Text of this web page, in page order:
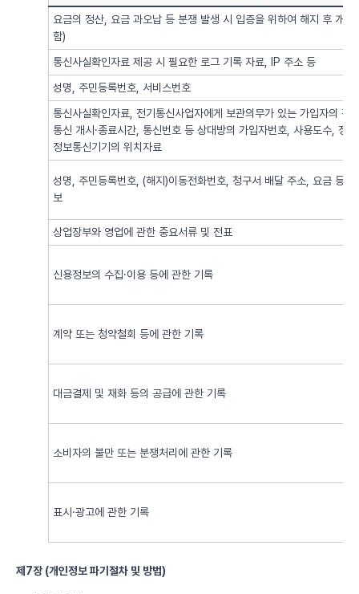
요금의 정산, 요금 과오납 등 분쟁 발생 시 입증을 위하여 해지 후 개인
함)
통신사실확인자료 제공 시 필요한 로그 기록 자료, IP 주소 등
성명, 주민등록번호, 서비스번호
통신사실확인자료, 전기통신사업자에게 보관의무가 있는 가입자의 전
통신 개시·종료시간, 통신번호 등 상대방의 가입자번호, 사용도수, 정
정보통신기기의 위치자료
성명, 주민등록번호, (해지)이동전화번호, 청구서 배달 주소, 요금 등
보
상업장부와 영업에 관한 중요서류 및 전표
신용정보의 수집·이용 등에 관한 기록
계약 또는 청약철회 등에 관한 기록
대금결제 및 재화 등의 공급에 관한 기록
소비자의 불만 또는 분쟁처리에 관한 기록
표시·광고에 관한 기록
제7장 (개인정보 파기절차 및 방법)